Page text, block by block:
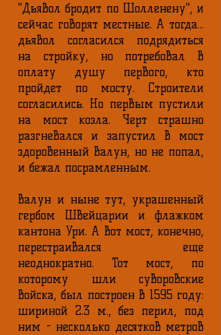
"Дьявол бродит по Шолленену", и
сейчас говорят местные. А тогда...
дьявол согласился подрядиться
на стройку, но потребовал в
оплату душу первого, кто
пройдет по мосту. Строители
согласились. Но первым пустили
на мост козла. Черт страшно
разгневался и запустил в мост
здоровенный валун, но не попал,
и бежал посрамленным.
Валун и ныне тут, украшенный
гербом Швейцарии и флажком
кантона Ури. А вот мост, конечно,
перестраивался еще
неоднократно. Тот мост, по
которому шли суворовские
войска, был построен в 1595 году:
шириной 2.3 м., без перил, под
ним - несколько десятков метров